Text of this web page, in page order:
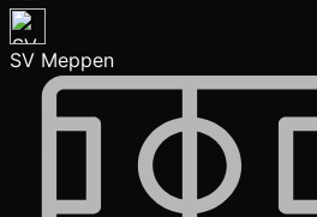
SV Meppen